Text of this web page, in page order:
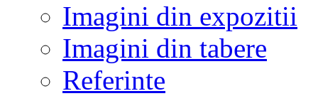
Imagini din expozitii
Imagini din tabere
Referinte